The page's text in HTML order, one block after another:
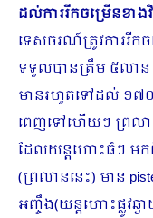
ដល់ការរីកចម្រើនខ
ទេសចរណ៍ត្រូវការរីក
ទទួលបានត្រឹម ៥លាន
មានរហូតទៅដល់ ១៧០
ពេញទៅហើយៗ ព្រលា
ដែលយន្តហោះធំៗ មក
(ព្រលាននេះ) មាន
អញ្ចឹង(យន្តហោះផ្លូវឆ្